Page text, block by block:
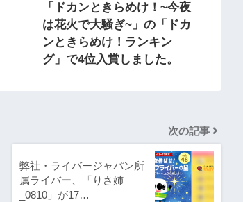
「ドカンときらめけ！~今夜
は花火で大騒ぎ~」の「ドカ
ンときらめけ！ランキン
グ」で4位入賞しました。
次の記事
弊社・ライバージャパン所
属ライバー、「りさ姉
_0810」が17…